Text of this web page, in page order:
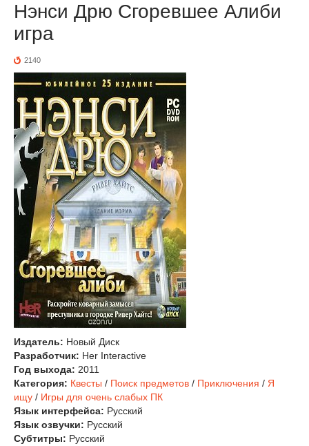
Нэнси Дрю Сгоревшее Алиби
игра
2140
Издатель: Новый Диск
Разработчик: Her Interactive
Год выхода: 2011
Категория: Квесты / Поиск предметов / Приключения / Я
ищу / Игры для очень слабых ПК
Язык интерфейса: Русский
Язык озвучки: Русский
Субтитры: Русский